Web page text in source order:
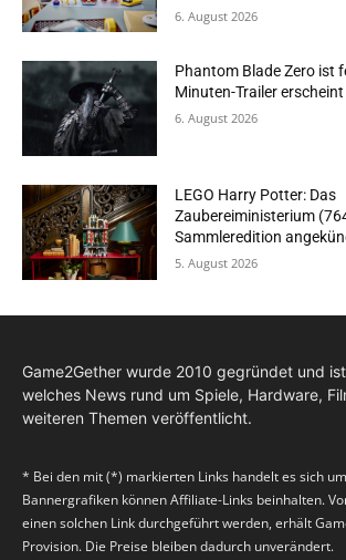
6. August 2026
Phantom Blade Zero ist
Minuten-Trailer
6. August 2026
LEGO Harry Potter: Das
Zaubereiministerium
Sammleredition
5. August 2026
Game2Gether wurde 2010 gegründet und
welches News rund um Spiele, Hardware,
weiteren Themen veröffentlicht.
* Bei den mit (*) markierten Links handelt es sich
Bannergrafiken können Affiliate-Links beinhalten.
einen solchen Link durchgeführt werden, erhält
Provision. Die Preise bleiben dadurch unverändert.